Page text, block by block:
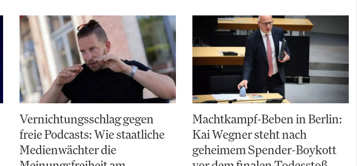
Vernichtungsschlag gegen
freie Podcasts: Wie staatliche
Medienwächter die
Machtkampf-Beben in Berlin:
Kai Wegner steht nach
geheimem Spender-Boykott